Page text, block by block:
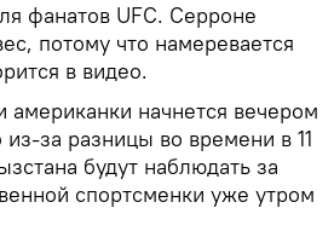
фанатов UFC. Серроне
потому что намеревается
в видео.
американки начнется вечером
за разницы во времени в 11
будут наблюдать за
спортсменки уже утром